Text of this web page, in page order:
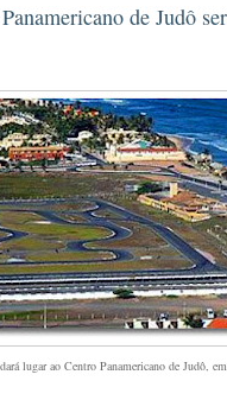
de Judô
lugar ao Centro Panamericano de Judô,